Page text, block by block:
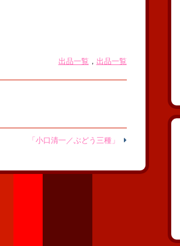
出品一覧 ， 出品一覧
「小口清一／ぶどう三種」